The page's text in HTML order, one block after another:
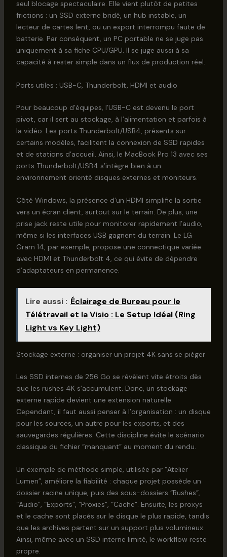
seul blocage spectaculaire. Elle vient plutôt de petites
frictions : un SSD externe bridé, un hub instable, un
lecteur de cartes lent, ou un export interrompu faute de
batterie. Par conséquent, un PC portable ne se juge pas
uniquement à sa fiche CPU/GPU. Il se juge aussi à sa
capacité à rester simple dans un flux de production réel.
Ports utiles : USB-C, Thunderbolt, HDMI et audio
Pour beaucoup d’équipes, l’USB-C est devenu le port
pivot, car il sert au stockage, à l’alimentation et parfois à
la vidéo. Les ports Thunderbolt/USB4, présents sur
certains modèles, facilitent la connexion de SSD rapides
et de stations d’accueil. Ainsi, le MacBook Pro 13 avec ses
ports Thunderbolt/USB4 s’intègre bien à un
environnement orienté disques externes et moniteurs.
Côté Windows, la présence d’un HDMI simplifie la sortie
vers un écran client, surtout sur le terrain. De plus, une
prise jack reste utile pour monitorer rapidement l’audio,
même si les interfaces USB gagnent du terrain. Le LG
Gram 14, par exemple, propose une connectique variée
avec HDMI et Thunderbolt 4, ce qui évite de dépendre
d’adaptateurs en permanence.
Lire aussi : Éclairage de Bureau pour le
Télétravail et la Visio : Le Setup Idéal (Ring
Light vs Key Light)
Stockage externe : organiser un projet 4K sans se piéger
Les SSD internes de 256 Go se révèlent vite étroits dès
que les rushes 4K s’accumulent. Donc, un stockage
externe rapide devient une extension naturelle.
Cependant, il faut aussi penser à l’organisation : un disque
pour les sources, un autre pour les exports, et des
sauvegardes régulières. Cette discipline évite le scénario
classique du fichier “manquant” au moment du rendu.
Un exemple de méthode simple, utilisée par “Atelier
Lumen”, améliore la fiabilité : chaque projet possède un
dossier racine unique, puis des sous-dossiers “Rushes”,
“Audio”, “Exports”, “Proxies”, “Cache”. Ensuite, les proxys
et le cache sont placés sur le disque le plus rapide, tandis
que les archives partent sur un support plus volumineux.
Ainsi, même avec un SSD interne limité, le workflow reste
propre.